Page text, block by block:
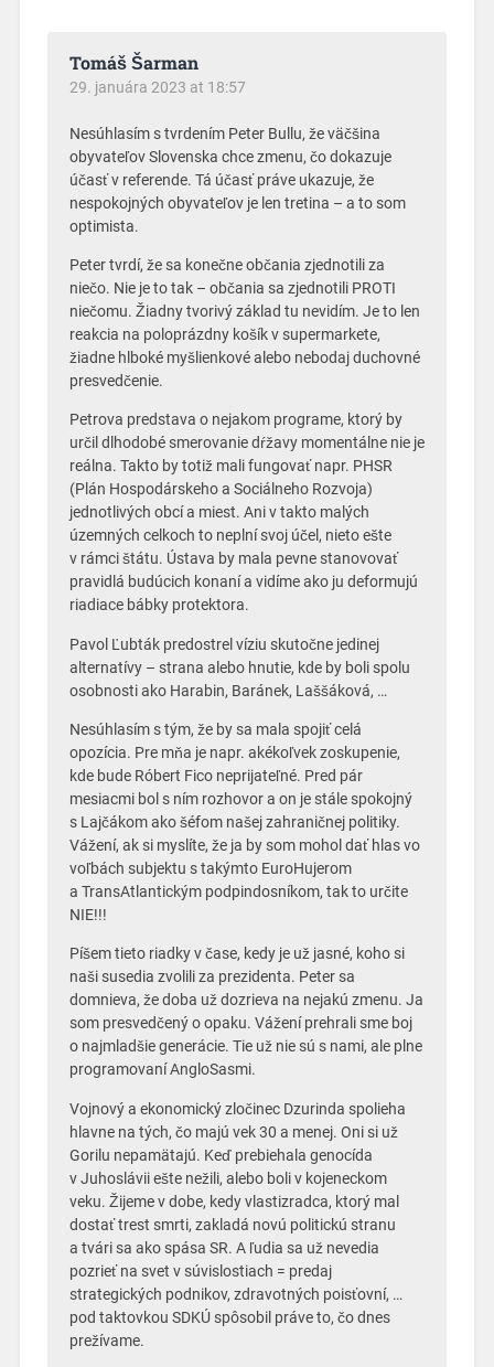
Tomáš Šarman
29. januára 2023 at 18:57
Nesúhlasím s tvrdením Peter Bullu, že väčšina
obyvateľov Slovenska chce zmenu, čo dokazuje
účasť v referende. Tá účasť práve ukazuje, že
nespokojných obyvateľov je len tretina – a to som
optimista.
Peter tvrdí, že sa konečne občania zjednotili za
niečo. Nie je to tak – občania sa zjednotili PROTI
niečomu. Žiadny tvorivý základ tu nevidím. Je to len
reakcia na poloprázdny košík v supermarkete,
žiadne hlboké myšlienkové alebo nebodaj duchovné
presvedčenie.
Petrova predstava o nejakom programe, ktorý by
určil dlhodobé smerovanie dŕžavy momentálne nie je
reálna. Takto by totiž mali fungovať napr. PHSR
(Plán Hospodárskeho a Sociálneho Rozvoja)
jednotlivých obcí a miest. Ani v takto malých
územných celkoch to neplní svoj účel, nieto ešte
v rámci štátu. Ústava by mala pevne stanovovať
pravidlá budúcich konaní a vidíme ako ju deformujú
riadiace bábky protektora.
Pavol Ľubták predostrel víziu skutočne jedinej
alternatívy – strana alebo hnutie, kde by boli spolu
osobnosti ako Harabin, Baránek, Laššáková, …
Nesúhlasím s tým, že by sa mala spojiť celá
opozícia. Pre mňa je napr. akékoľvek zoskupenie,
kde bude Róbert Fico neprijateľné. Pred pár
mesiacmi bol s ním rozhovor a on je stále spokojný
s Lajčákom ako šéfom našej zahraničnej politiky.
Vážení, ak si myslíte, že ja by som mohol dať hlas vo
voľbách subjektu s takýmto EuroHujerom
a TransAtlantickým podpindosníkom, tak to určite
NIE!!!
Píšem tieto riadky v čase, kedy je už jasné, koho si
naši susedia zvolili za prezidenta. Peter sa
domnieva, že doba už dozrieva na nejakú zmenu. Ja
som presvedčený o opaku. Vážení prehrali sme boj
o najmladšie generácie. Tie už nie sú s nami, ale plne
programovaní AngloSasmi.
Vojnový a ekonomický zločinec Dzurinda spolieha
hlavne na tých, čo majú vek 30 a menej. Oni si už
Gorilu nepamätajú. Keď prebiehala genocída
v Juhoslávii ešte nežili, alebo boli v kojeneckom
veku. Žijeme v dobe, kedy vlastizradca, ktorý mal
dostať trest smrti, zakladá novú politickú stranu
a tvári sa ako spása SR. A ľudia sa už nevedia
pozrieť na svet v súvislostiach = predaj
strategických podnikov, zdravotných poisťovní, …
pod taktovkou SDKÚ spôsobil práve to, čo dnes
prežívame.